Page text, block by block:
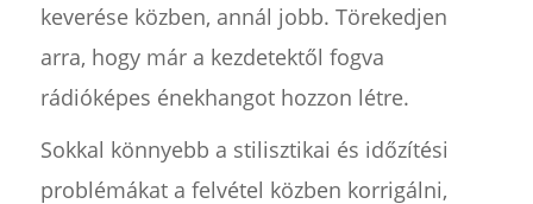
keverése közben, annál jobb. Törekedjen
arra, hogy már a kezdetektől fogva
rádióképes énekhangot hozzon létre.
Sokkal könnyebb a stilisztikai és időzítési
problémákat a felvétel közben korrigálni,